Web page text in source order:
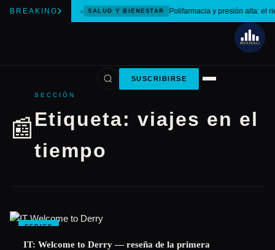
BREAKING SALUD Y BIENESTAR Polifarmacia y presión alta: el
SUSCRIBIRSE
📰
SECCIÓN
Etiqueta: viajes en el
tiempo
SERIES
IT: Welcome to Derry — reseña de la primera